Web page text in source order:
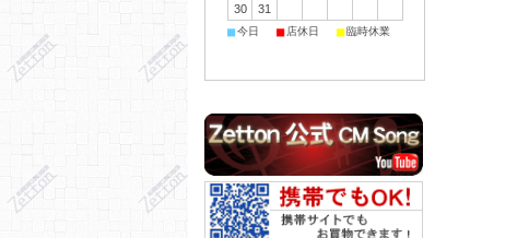
30
31
■今日 ■ 店休日 ■臨時休業